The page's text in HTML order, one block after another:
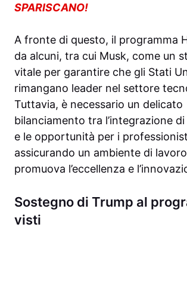
SPARISCANO!
A fronte di questo, il programma
da alcuni, tra cui Musk, come un
vitale per garantire che gli Stati
rimangano leader nel settore
Tuttavia, è necessario un delicato
bilanciamento tra l’integrazione
e le opportunità per i
assicurando un ambiente di
promuova l’eccellenza e
Sostegno di Trump al
visti